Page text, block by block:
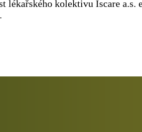
kolektivu Iscare